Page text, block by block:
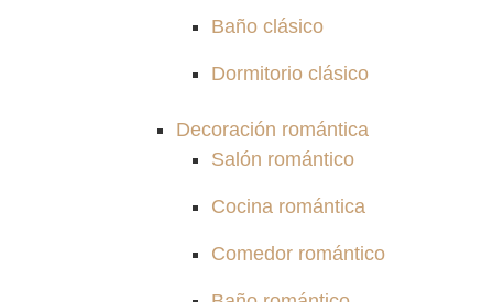
Baño clásico
Dormitorio clásico
Decoración romántica
Salón romántico
Cocina romántica
Comedor romántico